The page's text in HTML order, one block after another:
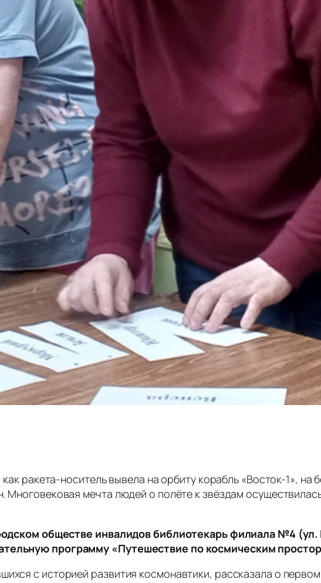
ракета-носитель вывела на орбиту корабль «Восток-1», на
Многовековая мечта людей о полёте к звёздам
обществе инвалидов библиотекарь филиала №4
программу «Путешествие по космическим
с историей развития космонавтики, рассказала о